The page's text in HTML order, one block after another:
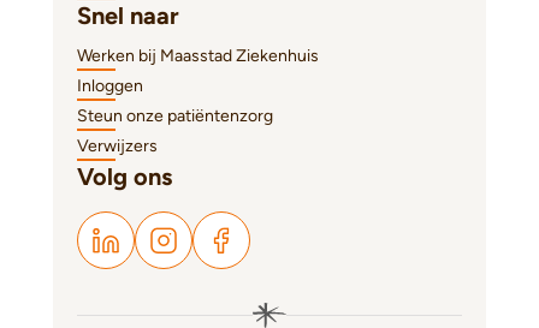
Snel naar
Werken bij Maasstad Ziekenhuis
Inloggen
Steun onze patiëntenzorg
Verwijzers
Volg ons